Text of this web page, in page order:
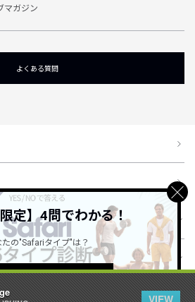
VIEW
マガジン
よくある質問
定】4問でわかる！
たの"Safariタイプ"は？
しくはこちら ＞